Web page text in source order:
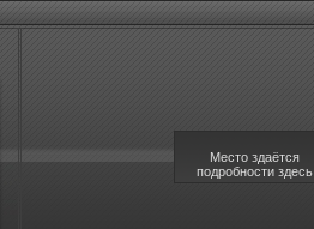
Место здаётся
подробности здесь